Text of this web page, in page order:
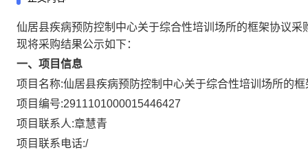
仙居县疾病预防控制中心关于综合性培训场所的框架协议采
现将采购结果公示如下：
一、项目信息
项目名称:仙居县疾病预防控制中心关于综合性培训场所的
项目编号:2911101000015446427
项目联系人:章慧青
项目联系电话:/